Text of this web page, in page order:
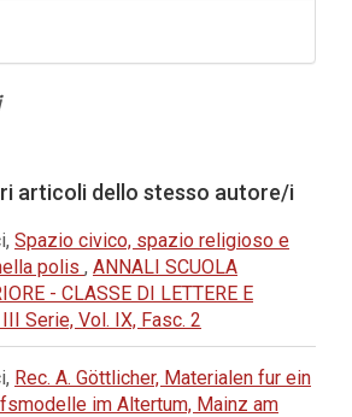
articoli dello stesso autore/i
Spazio civico, spazio religioso e
polis , ANNALI SCUOLA
- CLASSE DI LETTERE E
Serie, Vol. IX, Fasc. 2
Rec. A. Göttlicher, Materialen fur ein
im Altertum, Mainz am